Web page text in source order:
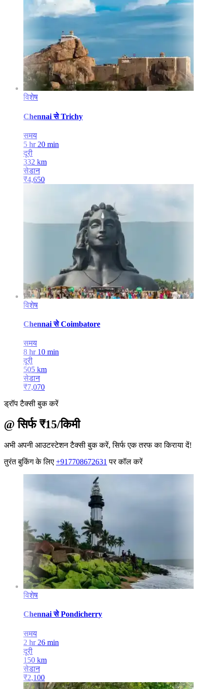
विशेष
Chennai से Trichy
समय
5 hr 20 min
दूरी
332 km
सेडान
₹4,650
विशेष
Chennai से Coimbatore
समय
8 hr 10 min
दूरी
505 km
सेडान
₹7,070
ड्रॉप टैक्सी बुक करें
@ सिर्फ ₹15/किमी
अभी अपनी आउटस्टेशन टैक्सी बुक करें, सिर्फ एक तरफ का किराया दें!
तुरंत बुकिंग के लिए +917708672631 पर कॉल करें
विशेष
Chennai से Pondicherry
समय
2 hr 26 min
दूरी
150 km
सेडान
₹2,100